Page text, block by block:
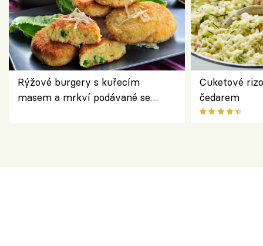
Rýžové burgery s kuřecím
masem a mrkví podávané se
Cuketové
čedarem